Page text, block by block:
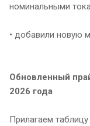
номинальными
• добавили новую
Обновленный
2026 года
Прилагаем